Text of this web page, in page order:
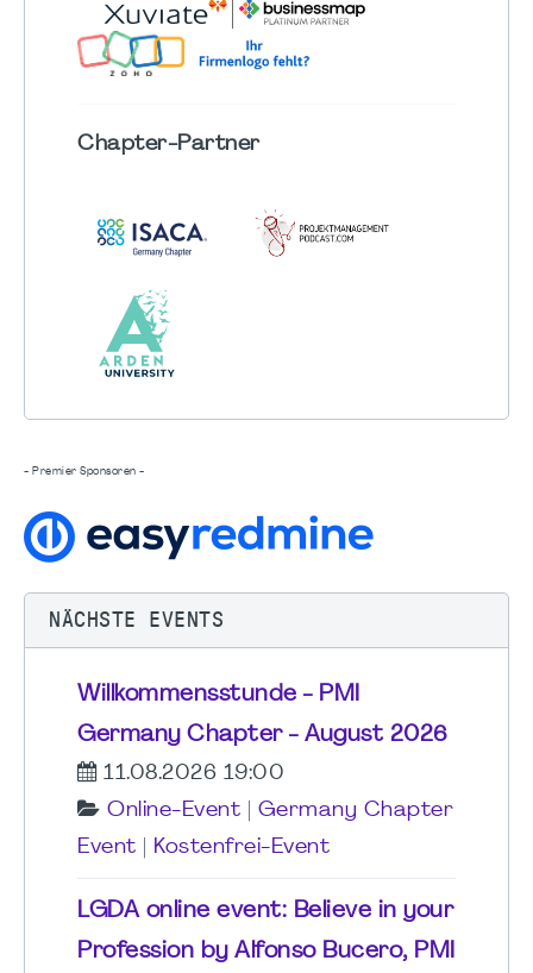
Chapter-Partner
- Premier Sponsoren -
NÄCHSTE EVENTS
Willkommensstunde - PMI
Germany Chapter - August 2026
11.08.2026 19:00
Online-Event
Germany Chapter
Event
Kostenfrei-Event
LGDA online event: Believe in your
Profession by Alfonso Bucero, PMI